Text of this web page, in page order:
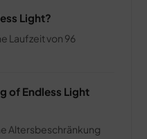
Light?
Laufzeit von 96
of Endless Light
Altersbeschränkung